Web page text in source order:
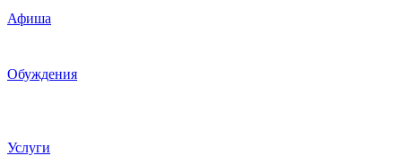
Афиша
Обуждения
Услуги